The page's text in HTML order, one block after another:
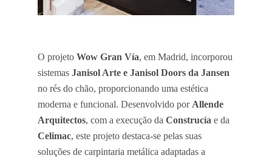
O projetoWow Gran Vía, em Madrid, incorporou
sistemasJanisol Arte e Janisol Doors da Jansen
no rés do chão, proporcionando uma estética
moderna e funcional. Desenvolvido por Allende
Arquitectos, com a execução daConstrucía e da
Celimac, este projeto destaca-se pelas suas
soluções de carpintaria metálica adaptadas a